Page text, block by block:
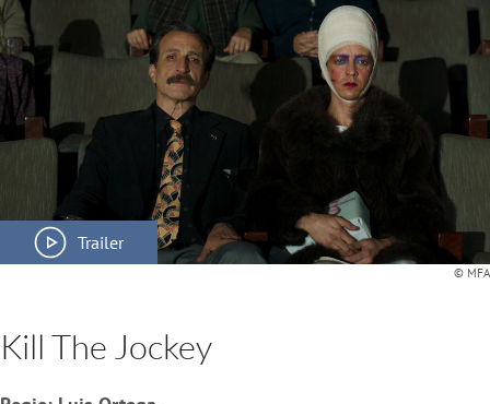
Trailer
© MFA
Kill The Jockey